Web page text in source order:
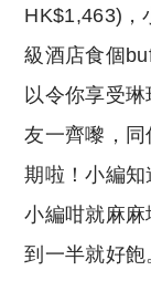
HK$1,463)，
級酒店食個
以令你享受
友一齊嚟，
期啦！小編
小編咁就麻
到一半就好